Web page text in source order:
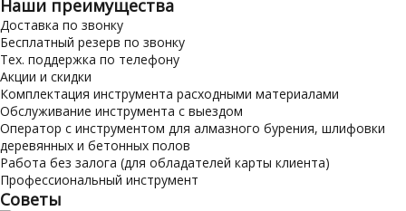
Наши преимущества
Доставка по звонку
Бесплатный резерв по звонку
Тех. поддержка по телефону
Акции и скидки
Комплектация инструмента расходными материалами
Обслуживание инструмента с выездом
Оператор с инструментом для алмазного бурения, шлифовки
деревянных и бетонных полов
Работа без залога (для обладателей карты клиента)
Профессиональный инструмент
Советы